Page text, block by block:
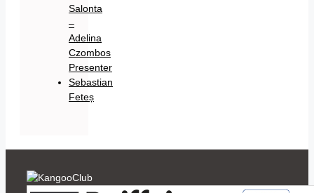
Salonta
–
Adelina
Czombos
Presenter
Sebastian
Feteș